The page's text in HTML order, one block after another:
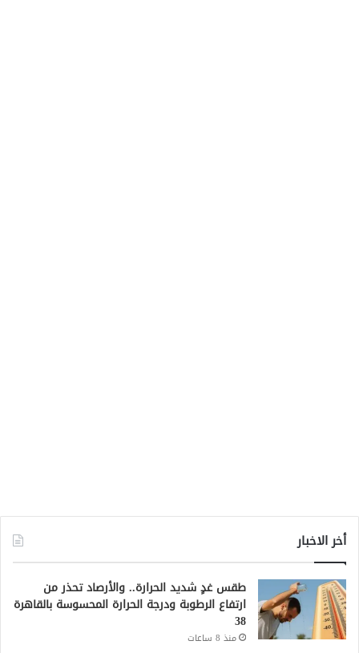
أخر الاخبار
طقس غدٍ شديد الحرارة.. والأرصاد تحذر من
ارتفاع الرطوبة ودرجة الحرارة المحسوسة بالقاهرة
38
منذ 8 ساعات